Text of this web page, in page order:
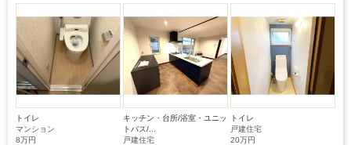
トイレ
マンション
8万円
キッチン・台所/浴室・ユニッ
トバス/...
戸建住宅
トイレ
戸建住宅
20万円